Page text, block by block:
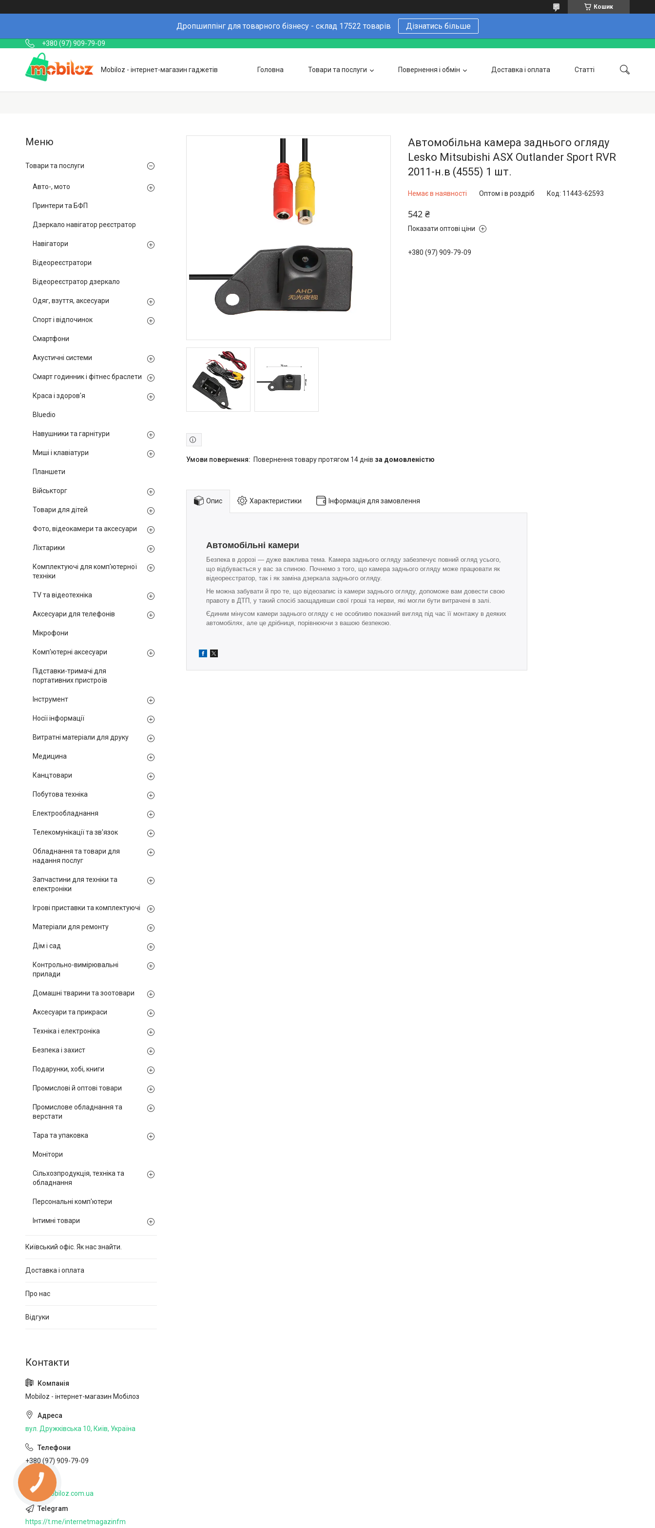
Кошик
Дропшиппінг для товарного бізнесу - склад 17522 товарів Дізнатись більше
+380 (97) 909-79-09
Mobiloz - інтернет-магазин гаджетів Головна Товари та послуги Повернення і обмін Доставка і оплата Статті
Оптовим покупцям Напишіть нам в Telegram
Автомобільна камера заднього огляду
Lesko Mitsubishi ASX Outlander Sport RVR
2011-н.в (4555) 1 шт.
Немає в наявності Оптом і в роздріб Код: 11443-62593
542 ₴
Показати оптові ціни
+380 (97) 909-79-09
повернення товару протягом 14 днів за домовленістю
Опис Характеристики Інформація для замовлення
Автомобільні камери
Безпека в дорозі — дуже важлива тема. Камера заднього огляду забезпечує повний огляд усього,
що відбувається у вас за спиною. Почнемо з того, що камера заднього огляду може працювати як
відеореєстратор, так і як заміна дзеркала заднього огляду.
Не можна забувати й про те, що відеозапис із камери заднього огляду, допоможе вам довести свою
правоту в ДТП, у такий спосіб заощадивши свої гроші та нерви, які могли бути витрачені в залі.
Єдиним мінусом камери заднього огляду є не особливо показний вигляд під час її монтажу в деяких
автомобілях, але це дрібниця, порівнюючи з вашою безпекою.
Товари та послуги
Авто-, мото
Принтери та БФП
Дзеркало навігатор реєстратор
Навігатори
Відеореєстратори
Відеореєстратор дзеркало
Одяг, взуття, аксесуари
Спорт і відпочинок
Смартфони
Акустичні системи
Смарт годинник і фітнес браслети
Краса і здоров'я
Bluedio
Навушники та гарнітури
Миші і клавіатури
Планшети
Військторг
Товари для дітей
Фото, відеокамери та аксесуари
Ліхтарики
Комплектуючі для комп'ютерної
техніки
TV та відеотехніка
Аксесуари для телефонів
Мікрофони
Комп'ютерні аксесуари
Підставки-тримачі для
портативних пристроїв
Інструмент
Носії інформації
Витратні матеріали для друку
Медицина
Канцтовари
Побутова техніка
Електрообладнання
Телекомунікації та зв'язок
Обладнання та товари для
надання послуг
Запчастини для техніки та
електроніки
Ігрові приставки та комплектуючі
Матеріали для ремонту
Дім і сад
Контрольно-вимірювальні
прилади
Домашні тварини та зоотовари
Аксесуари та прикраси
Техніка і електроніка
Безпека і захист
Подарунки, хобі, книги
Промислові й оптові товари
Промислове обладнання та
верстати
Тара та упаковка
Монітори
Сільхозпродукція, техніка та
обладнання
Персональні комп'ютери
Інтимні товари
Київський офіс. Як нас знайти.
Доставка і оплата
Про нас
Відгуки
Mobiloz - інтернет-магазин Мобілоз
вул. Дружківська 10, Київ, Україна
+380 (97) 909-79-09
http://mobiloz.com.ua
https://t.me/internetmagazinfm